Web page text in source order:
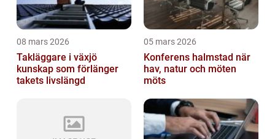
08 mars 2026
Takläggare i växjö
kunskap som förlänger
takets livslängd
05 mars 2026
Konferens halmstad när
hav, natur och möten
möts